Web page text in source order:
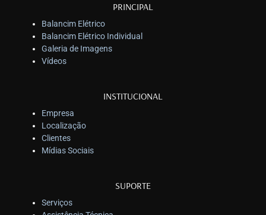
PRINCIPAL
Balancim Elétrico
Balancim Elétrico Individual
Galeria de Imagens
Vídeos
INSTITUCIONAL
Empresa
Localização
Clientes
Mídias Sociais
SUPORTE
Serviços